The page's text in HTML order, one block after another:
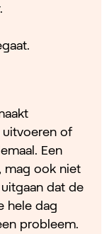
uitvoeren of
Een
mag ook niet
dat de
hele dag
probleem.